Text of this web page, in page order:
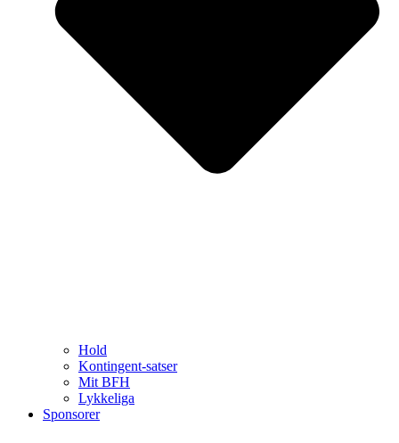
Hold
Kontingent-satser
Mit BFH
Lykkeliga
Sponsorer